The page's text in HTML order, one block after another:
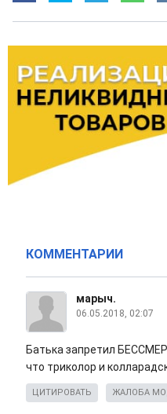
КОММЕНТАРИИ
марыч.
06.05.2018, 02:07
Батька запретил
что триколор и
ЦИТИРОВАТЬ ЖАЛОБА